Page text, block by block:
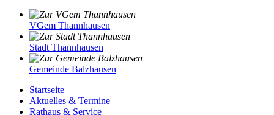
VGem Thannhausen
Stadt Thannhausen
Gemeinde Balzhausen
Startseite
Aktuelles & Termine
Rathaus & Service